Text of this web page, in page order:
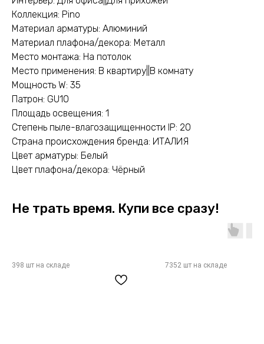
Коллекция: Pino
Материал арматуры: Алюминий
Материал плафона/декора: Металл
Место монтажа: На потолок
Место применения: В квартиру||В комнату
Мощность W: 35
Патрон: GU10
Площадь освещения: 1
Степень пыле-влагозащищенности IP: 20
Страна происхождения бренда: ИТАЛИЯ
Цвет арматуры: Белый
Цвет плафона/декора: Чёрный
Не трать время. Купи все сразу!